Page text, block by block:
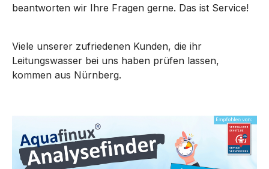
beantworten wir Ihre Fragen gerne. Das ist Service!
Viele unserer zufriedenen Kunden, die ihr
Leitungswasser bei uns haben prüfen lassen,
kommen aus Nürnberg.